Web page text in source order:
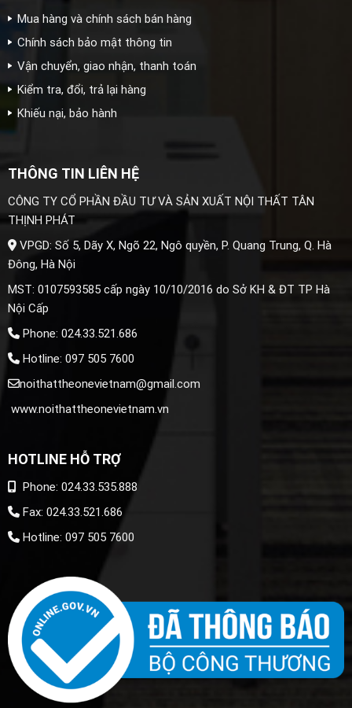
Mua hàng và chính sách bán hàng
Chính sách bảo mật thông tin
Vận chuyển, giao nhận, thanh toán
Kiểm tra, đổi, trả lại hàng
Khiếu nại, bảo hành
THÔNG TIN LIÊN HỆ
CÔNG TY CỔ PHẦN ĐẦU TƯ VÀ SẢN XUẤT NỘI THẤT TÂN
THỊNH PHÁT
VPGD: Số 5, Dãy X, Ngõ 22, Ngô quyền, P. Quang Trung, Q. Hà
Đông, Hà Nội
MST: 0107593585 cấp ngày 10/10/2016 do Sở KH & ĐT TP Hà
Nội Cấp
Phone: 024.33.521.686
Hotline: 097 505 7600
noithattheonevietnam@gmail.com
www.noithattheonevietnam.vn
HOTLINE HỖ TRỢ
Phone: 024.33.535.888
Fax: 024.33.521.686
Hotline: 097 505 7600